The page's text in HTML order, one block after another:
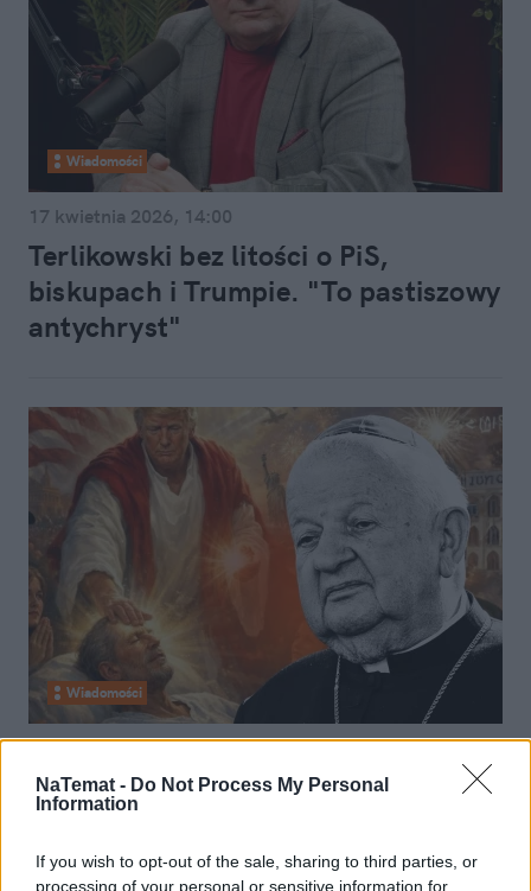
NaTemat - Do Not Process My Personal
Information
If you wish to opt-out of the sale, sharing to third parties, or
processing of your personal or sensitive information for
Wiadomości
17 kwietnia 2026, 14:00
Terlikowski bez litości o PiS,
biskupach i Trumpie. "To pastiszowy
antychryst"
Wiadomości
16 kwietnia 2026, 22:14
Nawet Dziwisz nie wytrzymał z
Trumpem. Do Leona XIV trafił
specjalny list z Polski